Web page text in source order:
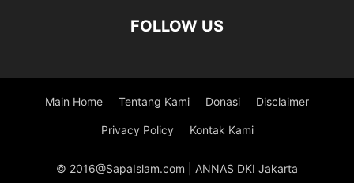
FOLLOW US
Main Home Tentang Kami Donasi Disclaimer
Privacy Policy Kontak Kami
© 2016@SapaIslam.com | ANNAS DKI Jakarta